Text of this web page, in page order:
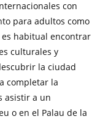
con
para adultos como
habitual encontrar
culturales y
la ciudad
completar la
asistir a un
o en el Palau de la